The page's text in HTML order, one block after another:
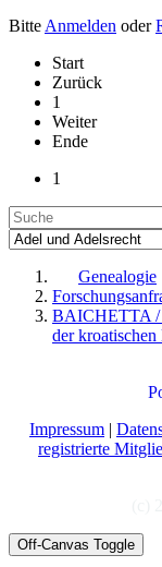
Bitte Anmelden oder
Start
Zurück
1
Weiter
Ende
1
Genealogie
BAICHETTA
der
Impressum |
registrierte
Off-Canvas Toggle